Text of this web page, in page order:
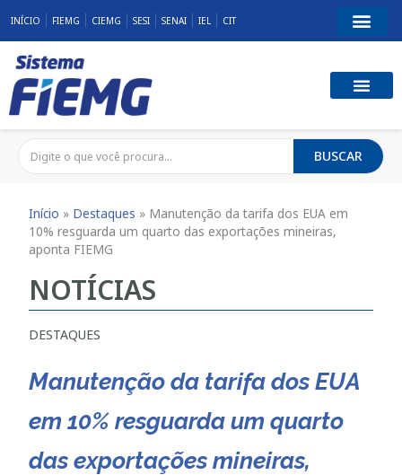
INÍCIO FIEMG CIEMG SESI SENAI IEL CIT
BUSCAR
Início » Destaques » Manutenção da tarifa dos EUA em
10% resguarda um quarto das exportações mineiras,
aponta FIEMG
NOTÍCIAS
DESTAQUES
Manutenção da tarifa dos EUA
em 10% resguarda um quarto
das exportações mineiras,